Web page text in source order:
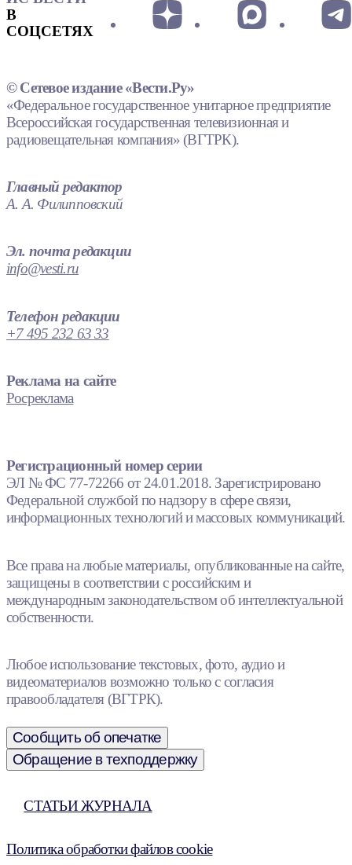
В
СОЦСЕТЯХ
© Сетевое издание «Вести.Ру»
«Федеральное государственное унитарное предприятие
Всероссийская государственная телевизионная и
радиовещательная компания» (ВГТРК).
Главный редактор
А. А. Филипповский
Эл. почта редакции
info@vesti.ru
Телефон редакции
+7 495 232 63 33
Реклама на сайте
Росреклама
Регистрационный номер серии
ЭЛ № ФС 77-72266 от 24.01.2018. Зарегистрировано
Федеральной службой по надзору в сфере связи,
информационных технологий и массовых коммуникаций.
Все права на любые материалы, опубликованные на сайте,
защищены в соответствии с российским и
международным законодательством об интеллектуальной
собственности.
Любое использование текстовых, фото, аудио и
видеоматериалов возможно только с согласия
правообладателя (ВГТРК).
Сообщить об опечатке
Обращение в техподдержку
СТАТЬИ ЖУРНАЛА
Политика обработки файлов cookie